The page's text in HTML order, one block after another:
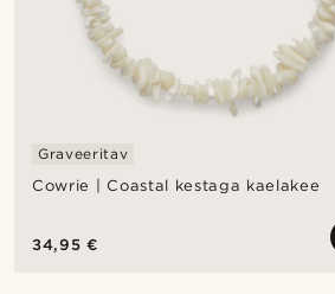
Cowrie | Coastal kestaga kaelakee
Graveeritav
34,95 €